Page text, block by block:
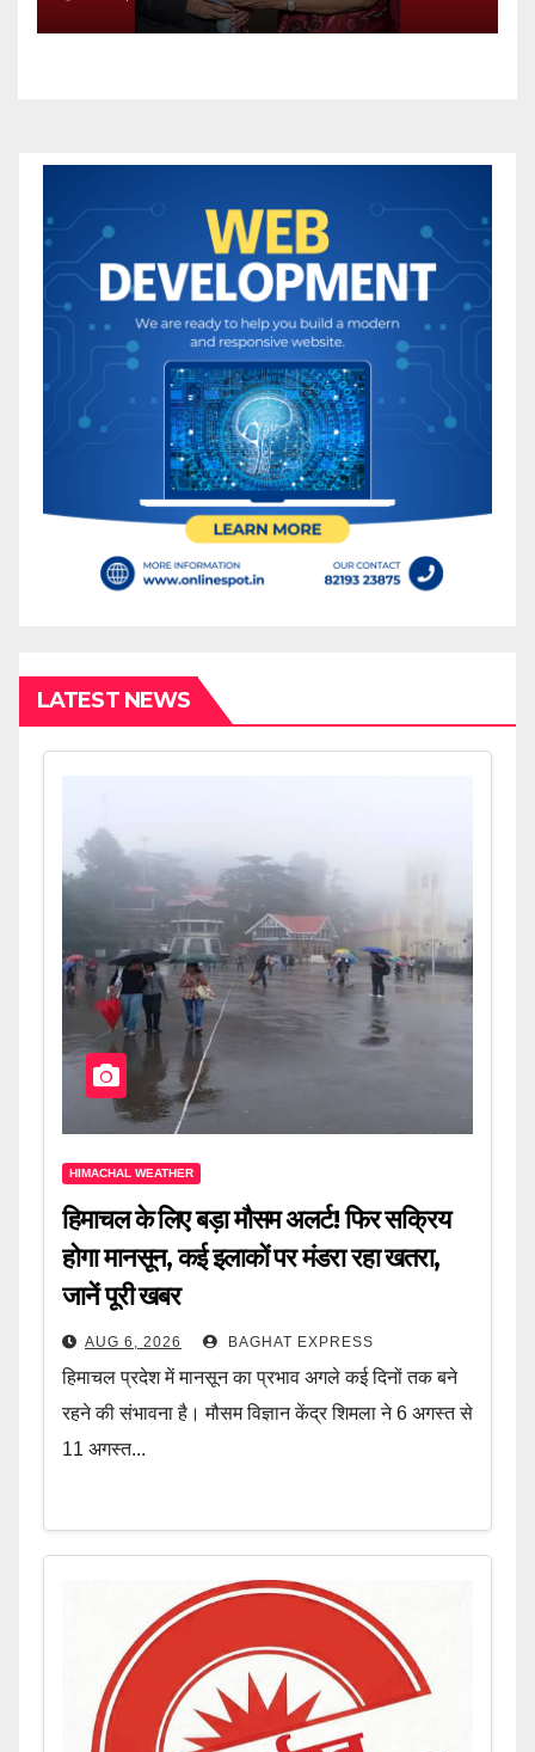
LATEST NEWS
HIMACHAL WEATHER
हिमाचल के लिए बड़ा मौसम अलर्ट! फिर सक्रिय
होगा मानसून, कई इलाकों पर मंडरा रहा खतरा,
जानें पूरी खबर
AUG 6, 2026 BAGHAT EXPRESS
हिमाचल प्रदेश में मानसून का प्रभाव अगले कई दिनों तक बने
रहने की संभावना है। मौसम विज्ञान केंद्र शिमला ने 6 अगस्त से
11 अगस्त...